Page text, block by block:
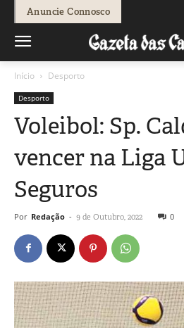
Anuncie Connosco
Início Desporto
Desporto
Voleibol: Sp.
vencer na Liga
Seguros
Por Redação - 9 de Outubro, 2022 0